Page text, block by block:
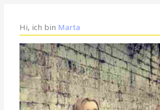
Hi, ich bin Marta